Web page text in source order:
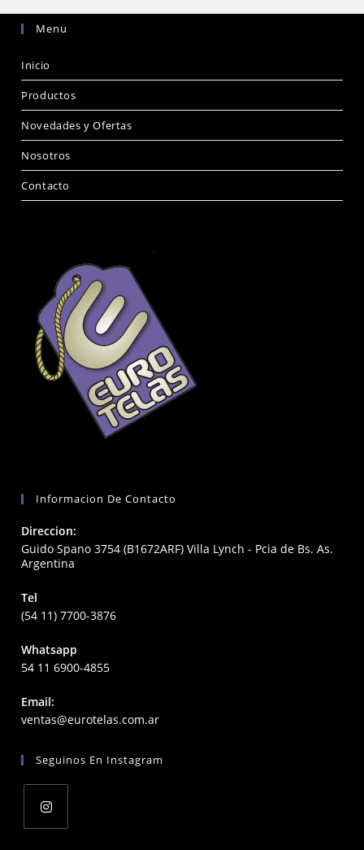
Menu
Inicio
Productos
Novedades y Ofertas
Nosotros
Contacto
Informacion De Contacto
Direccion:
Guido Spano 3754 (B1672ARF) Villa Lynch - Pcia de Bs. As.
Argentina
Tel
(54 11) 7700-3876
Whatsapp
54 11 6900-4855
Email:
ventas@eurotelas.com.arOpens
application
Seguinos En Instagram